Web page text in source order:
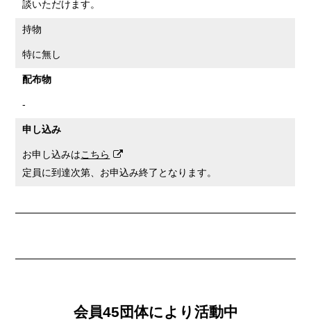
談いただけます。
持物
特に無し
配布物
-
申し込み
お申し込みはこちら
定員に到達次第、お申込み終了となります。
会員45団体により活動中